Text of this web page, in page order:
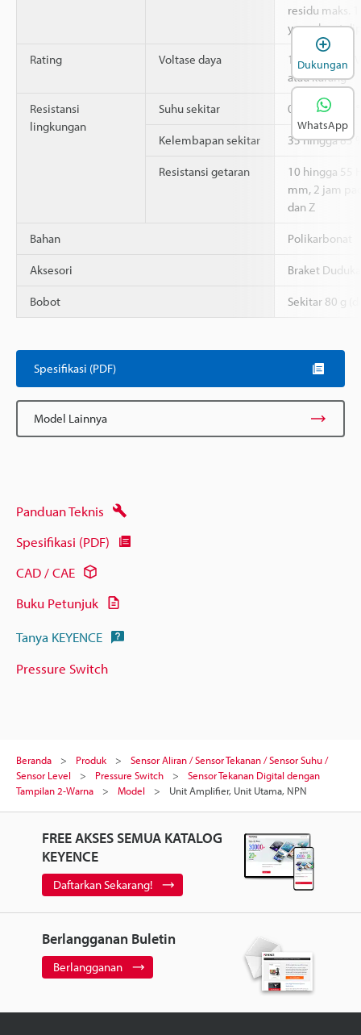
residu maks.
yang dapat
Rating Voltase daya
12 hingga 24
atau kurang
Resistansi
lingkungan
Suhu sekitar 0 hingga +50
Kelembapan sekitar 35 hingga 85
Resistansi getaran
10 hingga 55
mm, 2 jam
dan Z
Bahan Polikarbonat
Aksesori Braket
Bobot Sekitar 80 g
Spesifikasi (PDF)
Model Lainnya
Panduan Teknis
Spesifikasi (PDF)
CAD / CAE
Buku Petunjuk
Tanya KEYENCE
Pressure Switch
Beranda Produk
Sensor Aliran / Sensor Tekanan / Sensor Suhu /
Sensor Level
Pressure Switch
Sensor Tekanan Digital dengan
Tampilan 2-Warna
Model Unit Amplifier, Unit Utama, NPN
FREE AKSES SEMUA KATALOG
KEYENCE
Daftarkan Sekarang!
Berlangganan Buletin
Berlangganan
Dukungan
WhatsApp